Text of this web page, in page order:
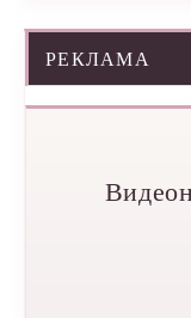
РЕКЛАМА